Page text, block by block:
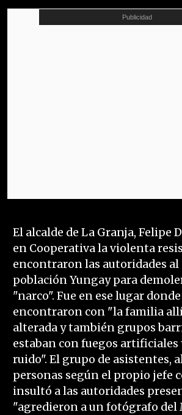
El alcalde de La Granja, Felipe
en Cooperativa la violenta
encontraron las autoridades al
población Yungay para
"narco". Fue en ese lugar donde
encontraron con "la familia
alterada y también grupos
estaban con fuegos artificiales
ruido". El grupo de asistentes,
personas según el propio jefe
insultó a las autoridades
"agredieron a un fotógrafo del